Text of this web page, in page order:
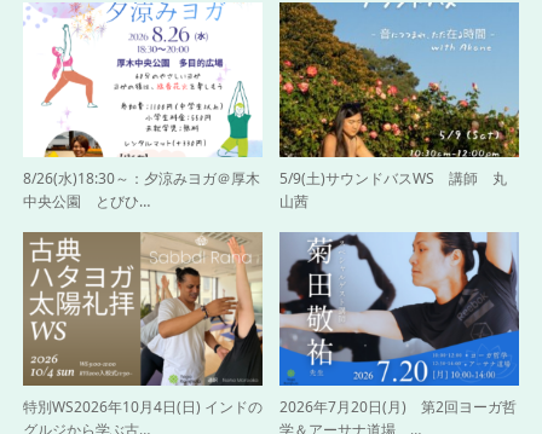
8/26(水)18:30～：夕涼みヨガ＠厚木
中央公園 とびひ…
5/9(土)サウンドバスWS 講師 丸
山茜
特別WS2026年10月4日(日) インドの
2026年7月20日(月) 第2回ヨーガ哲